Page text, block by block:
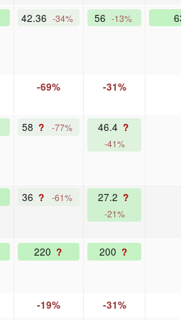
42.36 -34% 56 -13%
-69% -31%
58 ? -77% 46.4 ?
-41%
36 ? -61% 27.2 ?
-21%
220 ? 200 ?
-19% -31%